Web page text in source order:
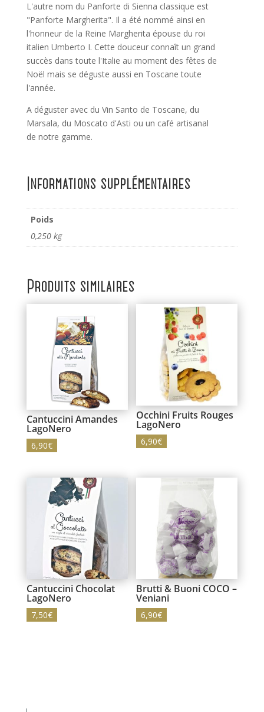
L'autre nom du Panforte di Sienna classique est
"Panforte Margherita". Il a été nommé ainsi en
l'honneur de la Reine Margherita épouse du roi
italien Umberto I. Cette douceur connaît un grand
succès dans toute l'Italie au moment des fêtes de
Noël mais se déguste aussi en Toscane toute
l'année.
A déguster avec du Vin Santo de Toscane, du
Marsala, du Moscato d'Asti ou un café artisanal
de notre gamme.
Informations supplémentaires
Poids
0,250 kg
Produits similaires
Cantuccini Amandes
LagoNero
6,90€
Occhini Fruits Rouges
LagoNero
6,90€
Cantuccini Chocolat
LagoNero
7,50€
Brutti & Buoni COCO –
Veniani
6,90€